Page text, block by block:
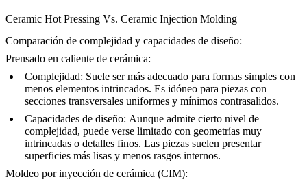
Ceramic Hot Pressing Vs. Ceramic Injection Molding
Comparación de complejidad y capacidades de diseño:
Prensado en caliente de cerámica:
Complejidad: Suele ser más adecuado para formas simples con
menos elementos intrincados. Es idóneo para piezas con
secciones transversales uniformes y mínimos contrasalidos.
Capacidades de diseño: Aunque admite cierto nivel de
complejidad, puede verse limitado con geometrías muy
intrincadas o detalles finos. Las piezas suelen presentar
superficies más lisas y menos rasgos internos.
Moldeo por inyección de cerámica (CIM):